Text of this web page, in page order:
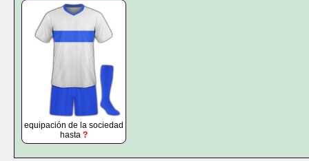
equipación de la sociedad
hasta ?